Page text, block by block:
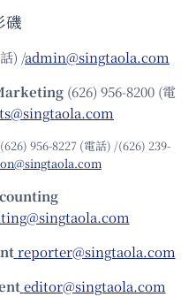
磯
) /admin@singtaola.com
(626) 956-8200 (電
(626) 956-8227 (電話) /(626) 239-
reporter@singtaola.com
editor@singtaola.com